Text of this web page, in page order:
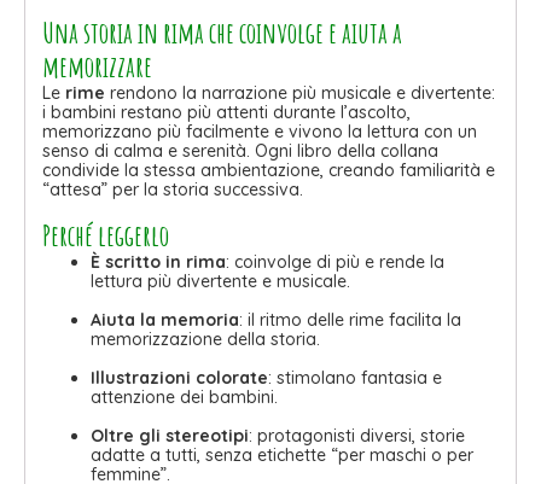
Una storia in rima che coinvolge e aiuta a
memorizzare
Le rime rendono la narrazione più musicale e divertente:
i bambini restano più attenti durante l’ascolto,
memorizzano più facilmente e vivono la lettura con un
senso di calma e serenità. Ogni libro della collana
condivide la stessa ambientazione, creando familiarità e
“attesa” per la storia successiva.
Perché leggerlo
È scritto in rima: coinvolge di più e rende la
lettura più divertente e musicale.
Aiuta la memoria: il ritmo delle rime facilita la
memorizzazione della storia.
Illustrazioni colorate: stimolano fantasia e
attenzione dei bambini.
Oltre gli stereotipi: protagonisti diversi, storie
adatte a tutti, senza etichette “per maschi o per
femmine”.